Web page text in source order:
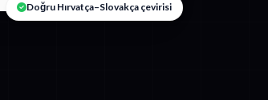
Doğru Hırvatça–Slovakça çevirisi